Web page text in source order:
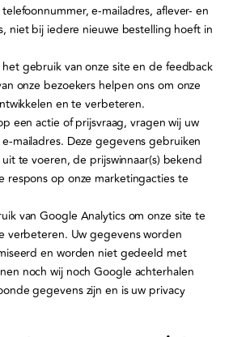
e-mailadres, aflever- en
niet bij iedere nieuwe bestelling hoeft in
gebruik van onze site en de feedback
onze bezoekers helpen ons om onze
en te verbeteren.
een actie of prijsvraag, vragen wij uw
mailadres. Deze gegevens gebruiken
te voeren, de prijswinnaar(s) bekend
respons op onze marketingacties te
van Google Analytics om onze site te
verbeteren. Uw gegevens worden
en worden niet gedeeld met
noch wij noch Google achterhalen
gegevens zijn en is uw privacy